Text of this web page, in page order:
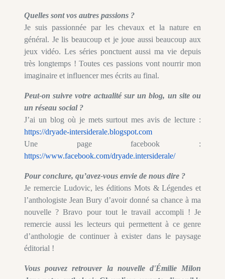
Quelles sont vos autres passions ?
Je suis passionnée par les chevaux et la nature en
général. Je lis beaucoup et je joue aussi beaucoup aux
jeux vidéo. Les séries ponctuent aussi ma vie depuis
très longtemps ! Toutes ces passions vont nourrir mon
imaginaire et influencer mes écrits au final.
Peut-on suivre votre actualité sur un blog, un site ou
un réseau social ?
J’ai un blog où je mets surtout mes avis de lecture :
https://dryade-intersiderale.blogspot.com
Une page facebook :
https://www.facebook.com/dryade.intersiderale/
Pour conclure, qu’avez-vous envie de nous dire ?
Je remercie Ludovic, les éditions Mots & Légendes et
l’anthologiste Jean Bury d’avoir donné sa chance à ma
nouvelle ? Bravo pour tout le travail accompli ! Je
remercie aussi les lecteurs qui permettent à ce genre
d’anthologie de continuer à exister dans le paysage
éditorial !
Vous pouvez retrouver la nouvelle d'Émilie Milon